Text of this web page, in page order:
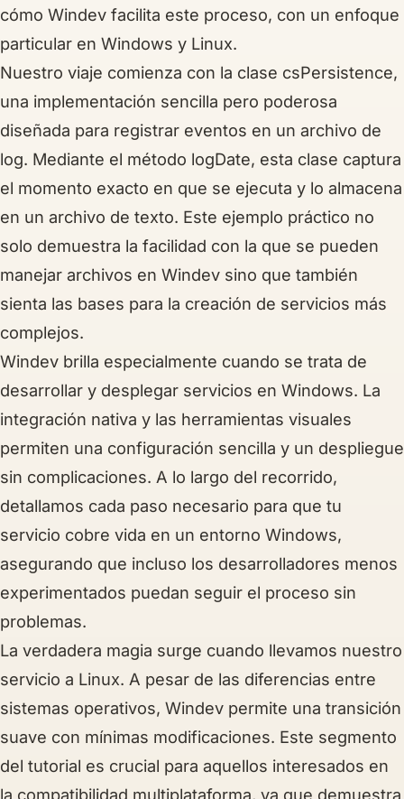
cómo Windev facilita este proceso, con un enfoque
particular en Windows y Linux.
Nuestro viaje comienza con la clase csPersistence,
una implementación sencilla pero poderosa
diseñada para registrar eventos en un archivo de
log. Mediante el método logDate, esta clase captura
el momento exacto en que se ejecuta y lo almacena
en un archivo de texto. Este ejemplo práctico no
solo demuestra la facilidad con la que se pueden
manejar archivos en Windev sino que también
sienta las bases para la creación de servicios más
complejos.
Windev brilla especialmente cuando se trata de
desarrollar y desplegar servicios en Windows. La
integración nativa y las herramientas visuales
permiten una configuración sencilla y un despliegue
sin complicaciones. A lo largo del recorrido,
detallamos cada paso necesario para que tu
servicio cobre vida en un entorno Windows,
asegurando que incluso los desarrolladores menos
experimentados puedan seguir el proceso sin
problemas.
La verdadera magia surge cuando llevamos nuestro
servicio a Linux. A pesar de las diferencias entre
sistemas operativos, Windev permite una transición
suave con mínimas modificaciones. Este segmento
del tutorial es crucial para aquellos interesados en
la compatibilidad multiplataforma, ya que demuestra